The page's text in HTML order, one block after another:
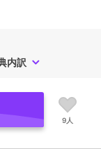
内訳
9人